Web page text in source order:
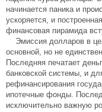
начинается паника и
ускоряется, и
финансовая пирамида
Эмиссия долларов в
основной, но не
Последняя печатает
банковской системы, и
рефинансирования
ипотечные фонды.
исключительно важную